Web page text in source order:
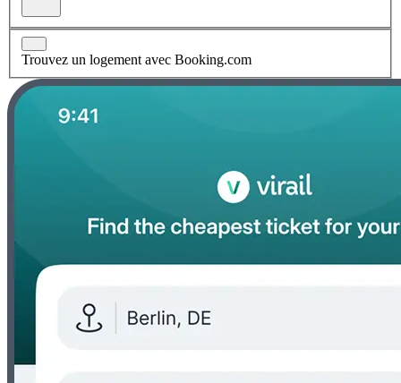
Trouvez un logement avec Booking.com